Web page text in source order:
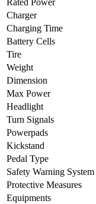
Rated Power
Charger
Charging Time
Battery Cells
Tire
Weight
Dimension
Max Power
Headlight
Turn Signals
Powerpads
Kickstand
Pedal Type
Safety Warning System
Protective Measures
Equipments